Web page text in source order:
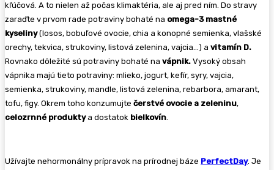
kľúčová. A to nielen až počas klimaktéria, ale aj pred ním. Do stravy
zaraďte v prvom rade potraviny bohaté na omega-3 mastné
kyseliny(losos, bobuľové ovocie, chia a konopné semienka, vlašské
orechy, tekvica, strukoviny, listová zelenina, vajcia…) a vitamín D.
Rovnako dôležité sú potraviny bohaté na vápnik. Vysoký obsah
vápnika majú tieto potraviny: mlieko, jogurt, kefír, syry, vajcia,
semienka, strukoviny, mandle, listová zelenina, rebarbora, amarant,
tofu, figy. Okrem toho konzumujte čerstvé ovocie a zeleninu,
celozrnné produktya dostatok bielkovín.
Užívajte nehormonálny prípravok na prírodnej báze PerfectDay. Je